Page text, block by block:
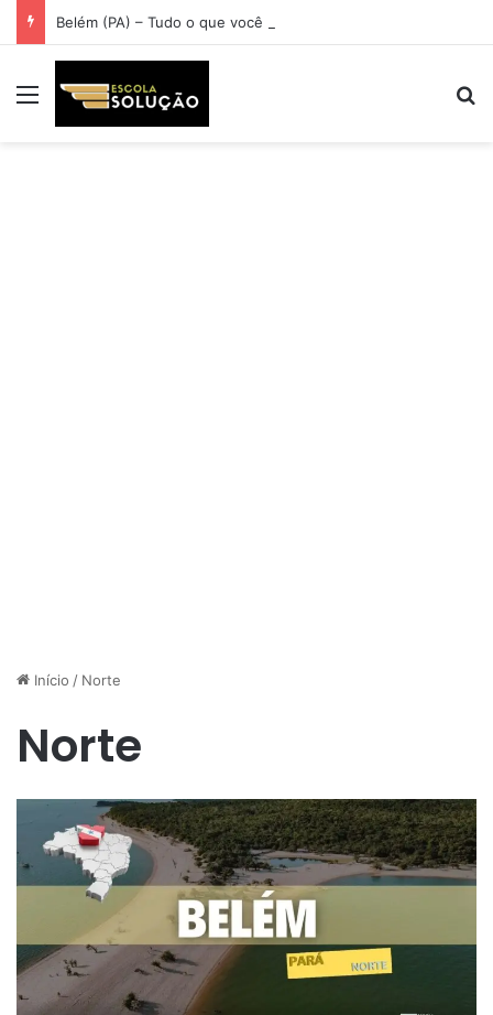
Belém (PA) – Tudo o que você precisa saber
Menu
Início / Norte
Norte